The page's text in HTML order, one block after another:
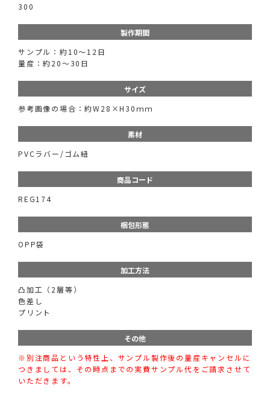
300
製作期間
サンプル：約10～12日
量産：約20～30日
サイズ
参考画像の場合：約W28×H30ｍｍ
素材
PVCラバー/ゴム紐
商品コード
REG174
梱包形態
OPP袋
加工方法
凸加工（2層等）
色差し
プリント
その他
※別注商品という特性上、サンプル製作後の量産キャンセルに
つきましては、その時点までの実費サンプル代をご請求させて
いただきます。